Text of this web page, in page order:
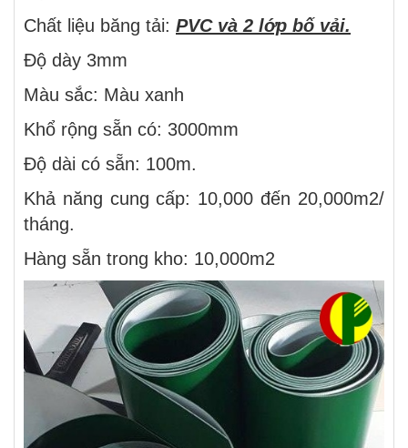
Chất liệu băng tải: PVC và 2 lớp bố vải.
Độ dày 3mm
Màu sắc: Màu xanh
Khổ rộng sẵn có: 3000mm
Độ dài có sẵn: 100m.
Khả năng cung cấp: 10,000 đến 20,000m2/
tháng.
Hàng sẵn trong kho: 10,000m2